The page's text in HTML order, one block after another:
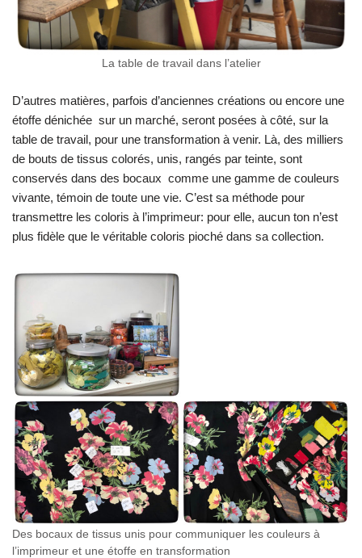
La table de travail dans l’atelier
D’autres matières, parfois d’anciennes créations ou encore une
étoffe dénichée sur un marché, seront posées à côté, sur la
table de travail, pour une transformation à venir. Là, des milliers
de bouts de tissus colorés, unis, rangés par teinte, sont
conservés dans des bocaux comme une gamme de couleurs
vivante, témoin de toute une vie. C’est sa méthode pour
transmettre les coloris à l’imprimeur: pour elle, aucun ton n’est
plus fidèle que le véritable coloris pioché dans sa collection.
Des bocaux de tissus unis pour communiquer les couleurs à
l’imprimeur et une étoffe en transformation